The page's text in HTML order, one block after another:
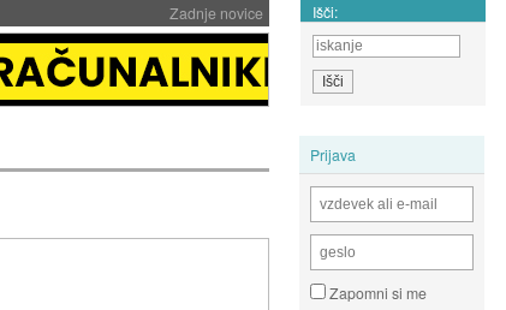
Zadnje novice Išči:
Prijava
Zapomni si me